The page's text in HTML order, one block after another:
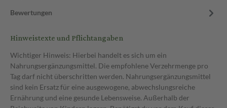
Bewertungen
Hinweistexte und Pflichtangaben
Wichtiger Hinweis: Hierbei handelt es sich um ein
Nahrungsergänzungsmittel. Die empfohlene Verzehrmenge pro
Tag darf nicht überschritten werden. Nahrungsergänzungsmittel
sind kein Ersatz für eine ausgewogene, abwechslungsreiche
Ernährung und eine gesunde Lebensweise. Außerhalb der